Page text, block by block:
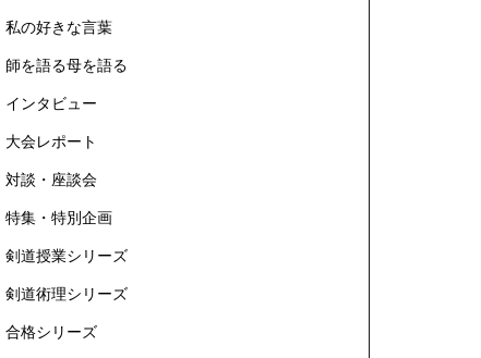
私の好きな言葉
師を語る母を語る
インタビュー
大会レポート
対談・座談会
特集・特別企画
剣道授業シリーズ
剣道術理シリーズ
合格シリーズ